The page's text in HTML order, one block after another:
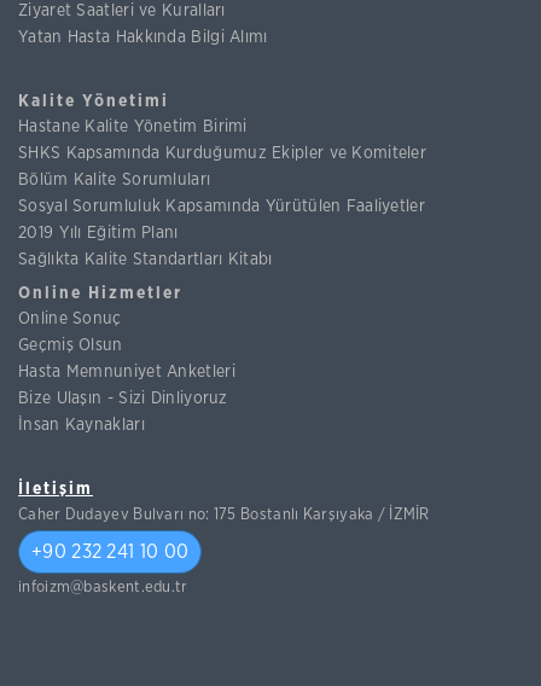
Ziyaret Saatleri ve Kuralları
Yatan Hasta Hakkında Bilgi Alımı
Kalite Yönetimi
Hastane Kalite Yönetim Birimi
SHKS Kapsamında Kurduğumuz Ekipler ve Komiteler
Bölüm Kalite Sorumluları
Sosyal Sorumluluk Kapsamında Yürütülen Faaliyetler
2019 Yılı Eğitim Planı
Sağlıkta Kalite Standartları Kitabı
Online Hizmetler
Online Sonuç
Geçmiş Olsun
Hasta Memnuniyet Anketleri
Bize Ulaşın - Sizi Dinliyoruz
İnsan Kaynakları
İletişim
Caher Dudayev Bulvarı no: 175 Bostanlı Karşıyaka / İZMİR
+90 232 241 10 00
infoizm@baskent.edu.tr